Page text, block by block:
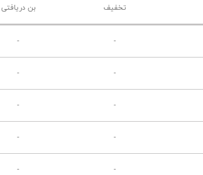
تخفیف بن دریافتی
-
-
-
-
-
-
-
-
-
-